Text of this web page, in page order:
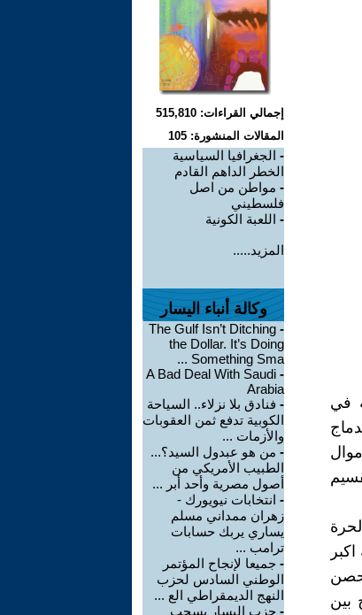
في
حصن
بين
إجمالي القراءات: 515,810
المقالات المنشورة: 105
- الجغرافيا السياسية
الخطر الداهم القادم
- مواطن من اصل
فلسطيني
- اللعبة الكونية
المزيد.....
وكالة أنباء اليسار
-
The Gulf Isn’t Ditching
the Dollar. It’s Doing
Something Sma ...
-
A Bad Deal With Saudi
Arabia
- فنادق بلا نزلاء.. السياحة
الكوبية تدفع ثمن العقوبات
والأزمات ...
- من هو عبدول السيد؟...
الطبيب الأمريكي من
أصول مصرية وأحد أبر ...
- انتخابات نيويورك -
زهران ممداني مسلم
يساري يربك حسابات
ترامب ...
- جميعا لإنجاح المؤتمر
الوطني السادس لحزب
النهج الديمقراطي الع ...
- حزب اليسار يسحب